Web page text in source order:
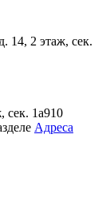
14, 2 этаж, сек.
сек. 1a910
Адреса